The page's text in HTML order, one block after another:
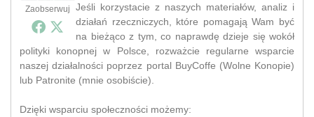
Zaobserwuj
Jeśli korzystacie z naszych materiałów, analiz i
działań rzeczniczych, które pomagają Wam być
na bieżąco z tym, co naprawdę dzieje się wokół
polityki konopnej w Polsce, rozważcie regularne wsparcie
naszej działalności poprzez portal BuyCoffe (Wolne Konopie)
lub Patronite (mnie osobiście).
Dzięki wsparciu społeczności możemy: